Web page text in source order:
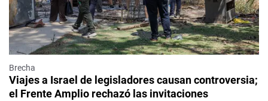
Brecha
Viajes a Israel de legisladores causan controversia;
el Frente Amplio rechazó las invitaciones